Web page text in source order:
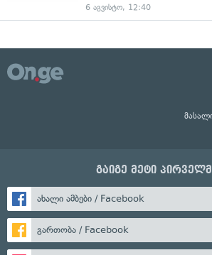
6 აგვისტო, 12:40
გაიგე მეტი
ახალი ამბები / Facebook
გართობა / Facebook